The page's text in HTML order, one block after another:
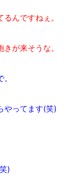
んですねぇ。
が来そうな。
やってます(笑)
)